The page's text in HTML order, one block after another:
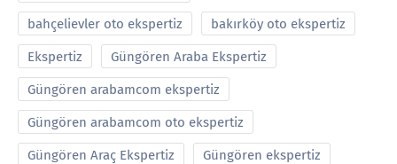
bahçelievler oto ekspertiz bakırköy oto ekspertiz
Ekspertiz Güngören Araba Ekspertiz
Güngören arabamcom ekspertiz
Güngören arabamcom oto ekspertiz
Güngören Araç Ekspertiz Güngören ekspertiz